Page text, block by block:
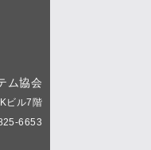
ム協会
ビル7階
6653